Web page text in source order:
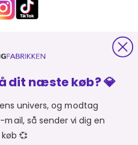
KONTAKT
dit næste køb? 💎
univers, og modtag
så sender vi dig en
💞